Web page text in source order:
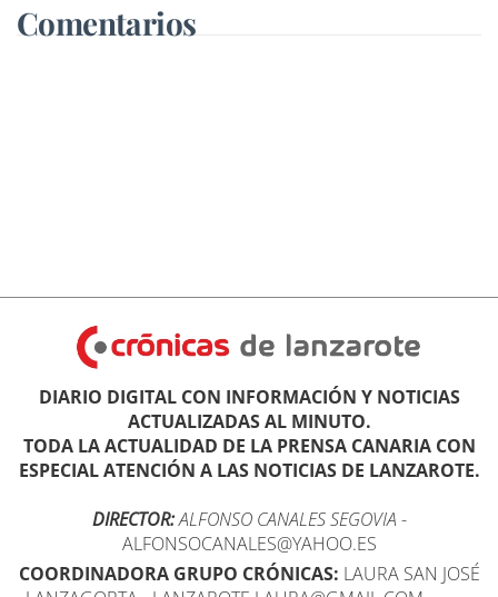
Comentarios
DIARIO DIGITAL CON INFORMACIÓN Y NOTICIAS
ACTUALIZADAS AL MINUTO.
TODA LA ACTUALIDAD DE LA PRENSA CANARIA CON
ESPECIAL ATENCIÓN A LAS NOTICIAS DE LANZAROTE.
DIRECTOR:ALFONSO CANALES SEGOVIA -
ALFONSOCANALES@YAHOO.ES
COORDINADORA GRUPO CRÓNICAS: LAURA SAN JOSÉ